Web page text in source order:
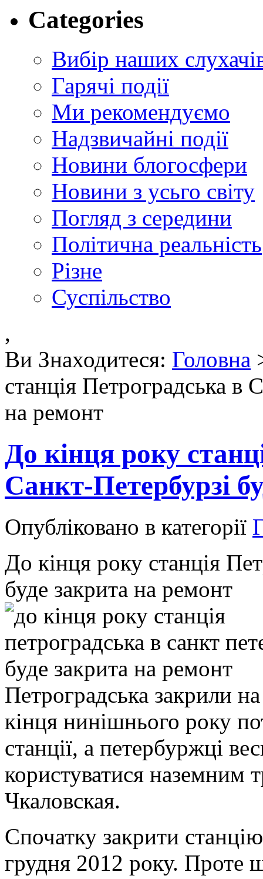
Categories
Вибір наших
Гарячі події
Ми рекомендуємо
Надзвичайні події
Новини блогосфери
Новини з усьго світу
Погляд з середини
Політична реальність
Різне
Суспільство
,
Ви Знаходитеся: Головна
станція Петроградська в
на ремонт
До кінця року
Санкт-Петербурзі
Опубліковано в категорії
До кінця року станція
буде закрита на ремонт
Петроградська закрили
кінця нинішнього року
станції, а петербуржці
користуватися наземним
Чкаловская.
Спочатку закрити
грудня 2012 року. Проте